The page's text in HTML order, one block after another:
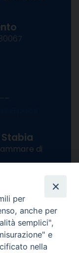
di
per
anche per
semplici",
e
nella